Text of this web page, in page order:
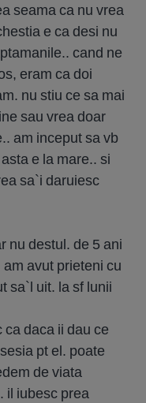
seama ca nu vrea
e ca desi nu
cand ne
eram ca doi
nu stiu ce sa mai
sau vrea doar
am inceput sa vb
e la mare.. si
sa`i daruiesc
nu destul. de 5 ani
avut prieteni cu
sa`l uit. la sf lunii
daca ii dau ce
pt el. poate
de viata
il iubesc prea